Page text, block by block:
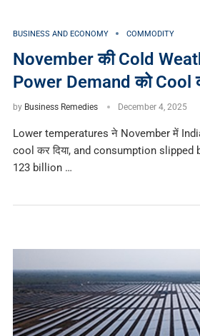
BUSINESS AND ECONOMY COMMODITY
November की Cold
Power Demand को Cool
by Business Remedies December 4, 2025
Lower temperatures ने November में
cool कर दिया, and consumption slipped
123 billion …